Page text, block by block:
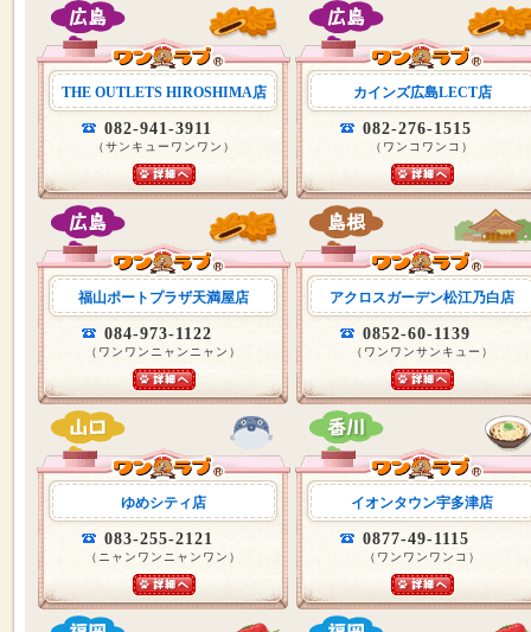
THE OUTLETS HIROSHIMA店
082-941-3911
（サンキューワンワン）
カインズ広島LECT店
082-276-1515
（ワンコワンコ）
福山ポートプラザ天満屋店
084-973-1122
（ワンワンニャンニャン）
アクロスガーデン松江乃白店
0852-60-1139
（ワンワンサンキュー）
ゆめシティ店
083-255-2121
（ニャンワンニャンワン）
イオンタウン宇多津店
0877-49-1115
（ワンワンワンコ）